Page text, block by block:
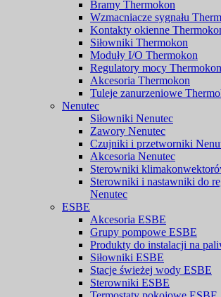
Bramy Thermokon
Wzmacniacze sygnału
Kontakty okienne
Siłowniki Thermokon
Moduły I/O Thermokon
Regulatory mocy Thermokon
Akcesoria Thermokon
Tuleje zanurzeniowe
Nenutec
Siłowniki Nenutec
Zawory Nenutec
Czujniki i przetworniki
Akcesoria Nenutec
Sterowniki
Sterowniki i nastawniki do
Nenutec
ESBE
Akcesoria ESBE
Grupy pompowe ESBE
Produkty do instalacji na
Siłowniki ESBE
Stacje świeżej wody ESBE
Sterowniki ESBE